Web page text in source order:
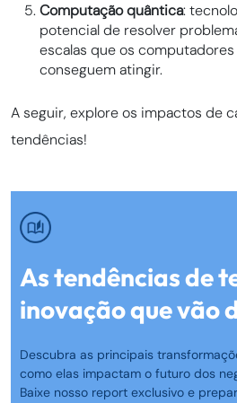
Computação quântica:
potencial de resolver
escalas que os
conseguem atingir.
A seguir, explore os impactos de
tendências!
As tendências de
inovação que vão
Descubra as principais
como elas impactam o futuro dos
Baixe nosso report exclusivo e